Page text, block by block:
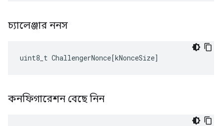
চ্যালেঞ্জার ননস
uint8_t ChallengerNonce[kNonceSize]
কনফিগারেশন বেছে নিন